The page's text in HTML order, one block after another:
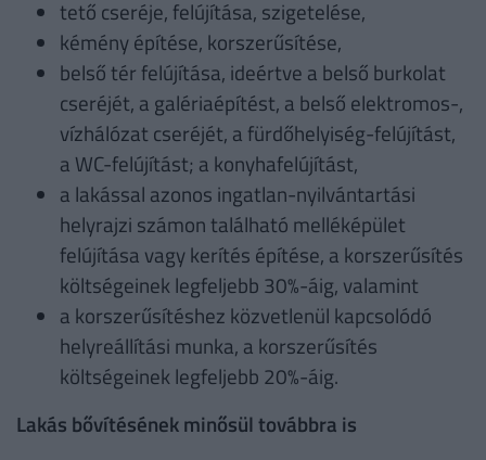
tető cseréje, felújítása, szigetelése,
kémény építése, korszerűsítése,
belső tér felújítása, ideértve a belső burkolat
cseréjét, a galériaépítést, a belső elektromos-,
vízhálózat cseréjét, a fürdőhelyiség-felújítást,
a WC-felújítást; a konyhafelújítást,
a lakással azonos ingatlan-nyilvántartási
helyrajzi számon található melléképület
felújítása vagy kerítés építése, a korszerűsítés
költségeinek legfeljebb 30%-áig, valamint
a korszerűsítéshez közvetlenül kapcsolódó
helyreállítási munka, a korszerűsítés
költségeinek legfeljebb 20%-áig.
Lakás bővítésének minősül továbbra is